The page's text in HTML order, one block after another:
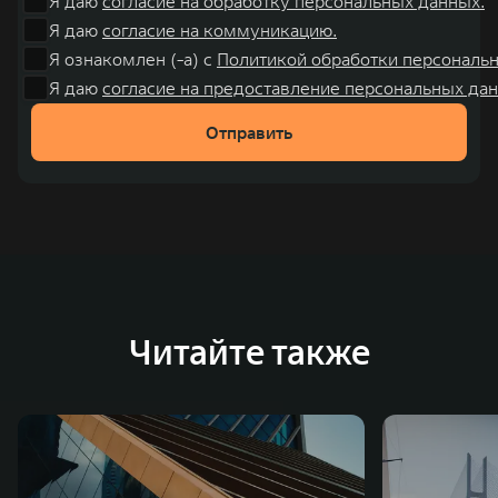
Я даю согласие на коммуникацию.
Я ознакомлен (-а) с Политикой обработки
Я даю согласие на предоставление персональных
Отправить
Читайте также